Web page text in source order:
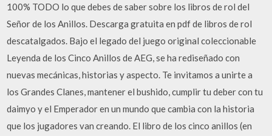
100% TODO lo que debes de saber sobre los libros de rol del
Señor de los Anillos. Descarga gratuita en pdf de libros de rol
descatalgados. Bajo el legado del juego original coleccionable
Leyenda de los Cinco Anillos de AEG, se ha rediseñado con
nuevas mecánicas, historias y aspecto. Te invitamos a unirte a
los Grandes Clanes, mantener el bushido, cumplir tu deber con tu
daimyo y el Emperador en un mundo que cambia con la historia
que los jugadores van creando. El libro de los cinco anillos (en